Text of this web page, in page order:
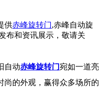
供赤峰旋转门,赤峰自动旋
布和资讯展示，敬请关
自动赤峰旋转门宛如一道亮
尚的外观，赢得众多场所的